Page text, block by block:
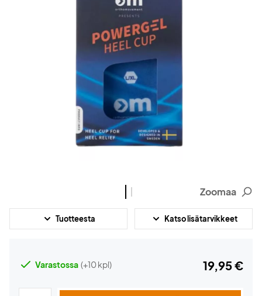
Zoomaa
Tuotteesta Katso lisätarvikkeet
Varastossa (+10 kpl) 19,95 €